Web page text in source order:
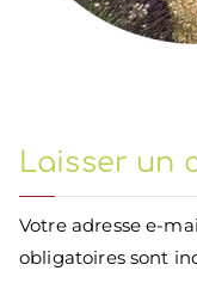
Laisser un
Votre adresse e-
obligatoires sont